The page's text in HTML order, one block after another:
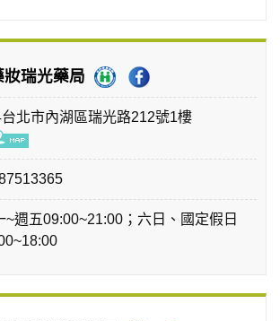
瑞光藥局
北市內湖區瑞光路212號1樓
~週五09:00~21:00；六日、國定假日